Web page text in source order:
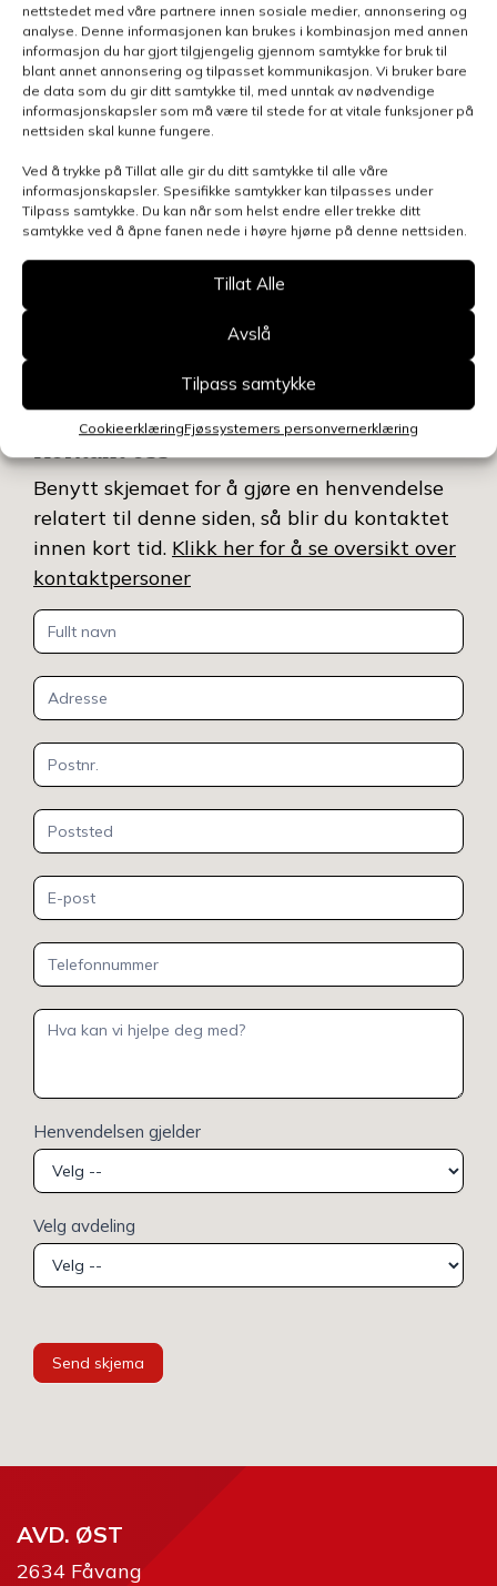
nettstedet med våre partnere innen sosiale medier, annonsering og
analyse. Denne informasjonen kan brukes i kombinasjon med annen
informasjon du har gjort tilgjengelig gjennom samtykke for bruk til
blant annet annonsering og tilpasset kommunikasjon. Vi bruker bare
de data som du gir ditt samtykke til, med unntak av nødvendige
informasjonskapsler som må være til stede for at vitale funksjoner på
nettsiden skal kunne fungere.
Ved å trykke på Tillat alle gir du ditt samtykke til alle våre
informasjonskapsler. Spesifikke samtykker kan tilpasses under
Tilpass samtykke. Du kan når som helst endre eller trekke ditt
samtykke ved å åpne fanen nede i høyre hjørne på denne nettsiden.
Tillat Alle
Avslå
Tilpass samtykke
CookieerklæringFjøssystemers personvernerklæring
Kontakt oss
Benytt skjemaet for å gjøre en henvendelse
relatert til denne siden, så blir du kontaktet
innen kort tid. Klikk her for å se oversikt over
kontaktpersoner
Kontakt
oss
Henvendelsen gjelder
Velg avdeling
Send skjema
AVD. ØST
2634 Fåvang